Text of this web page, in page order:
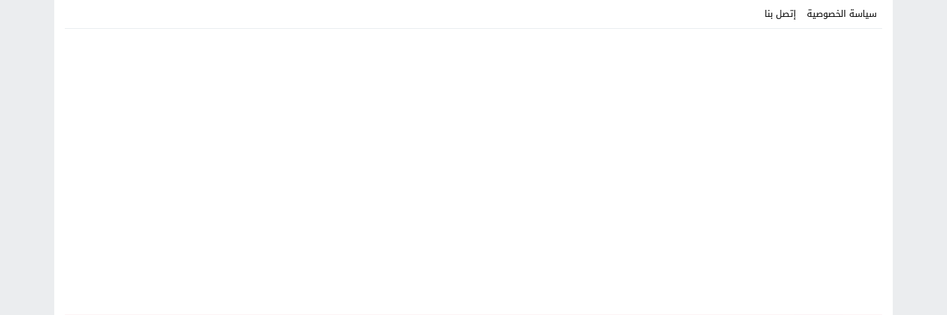
سياسة الخصوصية إتصل بنا